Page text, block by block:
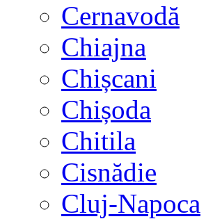
Cernavodă
Chiajna
Chișcani
Chișoda
Chitila
Cisnădie
Cluj-Napoca